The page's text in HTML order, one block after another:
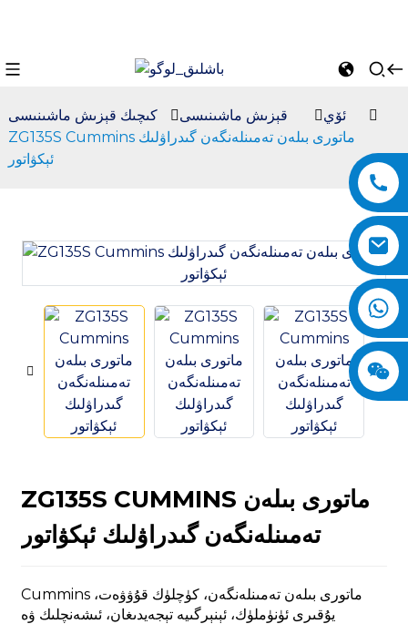
ئۆي قېزىش ماشىنىسى
كىچىك قېزىش ماشىنىسى
ZG135S Cummins ماتورى بىلەن تەمىنلەنگەن گىدراۋلىك
ئېكۋاتور
ZG135S CUMMINS ماتورى بىلەن
تەمىنلەنگەن گىدراۋلىك ئېكۋاتور
Cummins ماتورى بىلەن تەمىنلەنگەن، كۈچلۈك قۇۋۋەت،
يۇقىرى ئۈنۈملۈك، ئېنېرگىيە تېجەيدىغان، ئىشەنچلىك ۋە